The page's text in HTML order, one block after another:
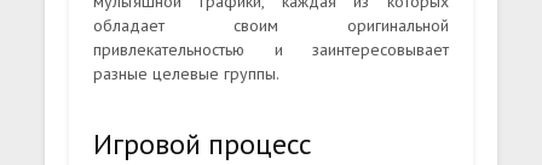
обладает своим оригинальной
привлекательностью и заинтересовывает
разные целевые группы.
Игровой процесс